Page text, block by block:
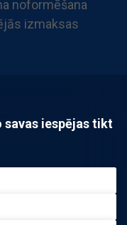
noformēšana
izmaksas
iespējas tikt